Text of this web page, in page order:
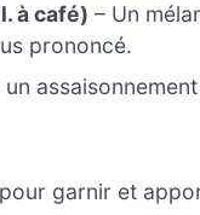
à café) – Un
prononcé.
garnir et